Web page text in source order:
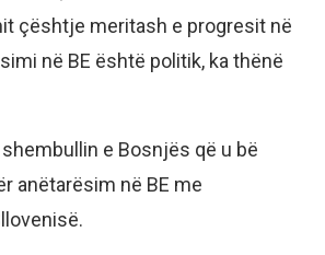
çështje meritash e progresit në
në BE është politik, ka thënë
e Bosnjës që u bë
anëtarësim në BE me